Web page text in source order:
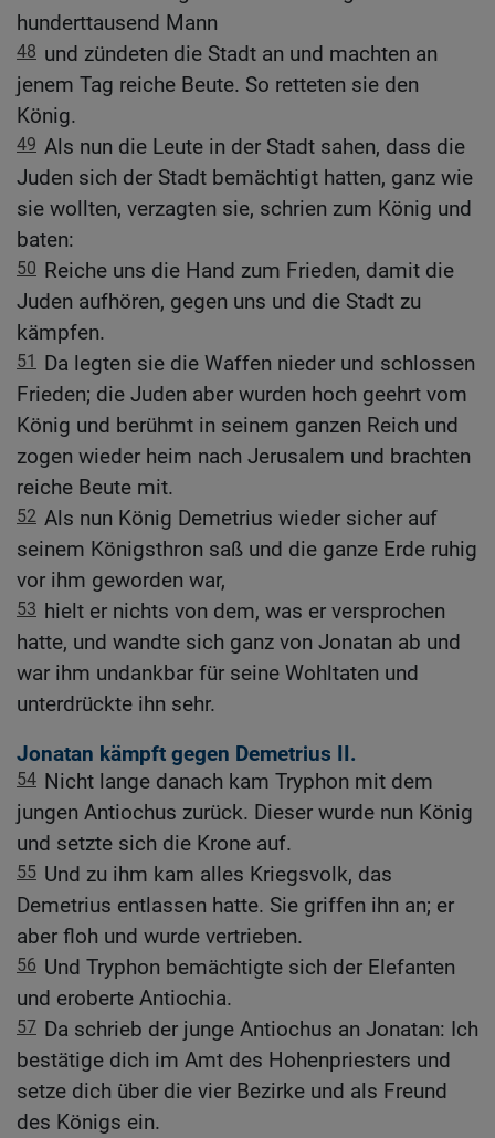
hunderttausend Mann
48 und zündeten die Stadt an und machten an
jenem Tag reiche Beute. So retteten sie den
König.
49 Als nun die Leute in der Stadt sahen, dass die
Juden sich der Stadt bemächtigt hatten, ganz wie
sie wollten, verzagten sie, schrien zum König und
baten:
50 Reiche uns die Hand zum Frieden, damit die
Juden aufhören, gegen uns und die Stadt zu
kämpfen.
51 Da legten sie die Waffen nieder und schlossen
Frieden; die Juden aber wurden hoch geehrt vom
König und berühmt in seinem ganzen Reich und
zogen wieder heim nach Jerusalem und brachten
reiche Beute mit.
52 Als nun König Demetrius wieder sicher auf
seinem Königsthron saß und die ganze Erde ruhig
vor ihm geworden war,
53 hielt er nichts von dem, was er versprochen
hatte, und wandte sich ganz von Jonatan ab und
war ihm undankbar für seine Wohltaten und
unterdrückte ihn sehr.
Jonatan kämpft gegen Demetrius II.
54 Nicht lange danach kam Tryphon mit dem
jungen Antiochus zurück. Dieser wurde nun König
und setzte sich die Krone auf.
55 Und zu ihm kam alles Kriegsvolk, das
Demetrius entlassen hatte. Sie griffen ihn an; er
aber floh und wurde vertrieben.
56 Und Tryphon bemächtigte sich der Elefanten
und eroberte Antiochia.
57 Da schrieb der junge Antiochus an Jonatan: Ich
bestätige dich im Amt des Hohenpriesters und
setze dich über die vier Bezirke und als Freund
des Königs ein.